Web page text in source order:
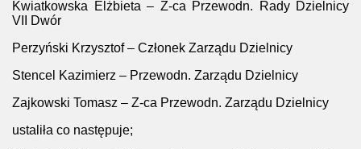
Kwiatkowska Elżbieta – Z-ca Przewodn. Rady Dzielnicy
VII Dwór
Perzyński Krzysztof – Członek Zarządu Dzielnicy
Stencel Kazimierz – Przewodn. Zarządu Dzielnicy
Zajkowski Tomasz – Z-ca Przewodn. Zarządu Dzielnicy
ustaliła co następuje;